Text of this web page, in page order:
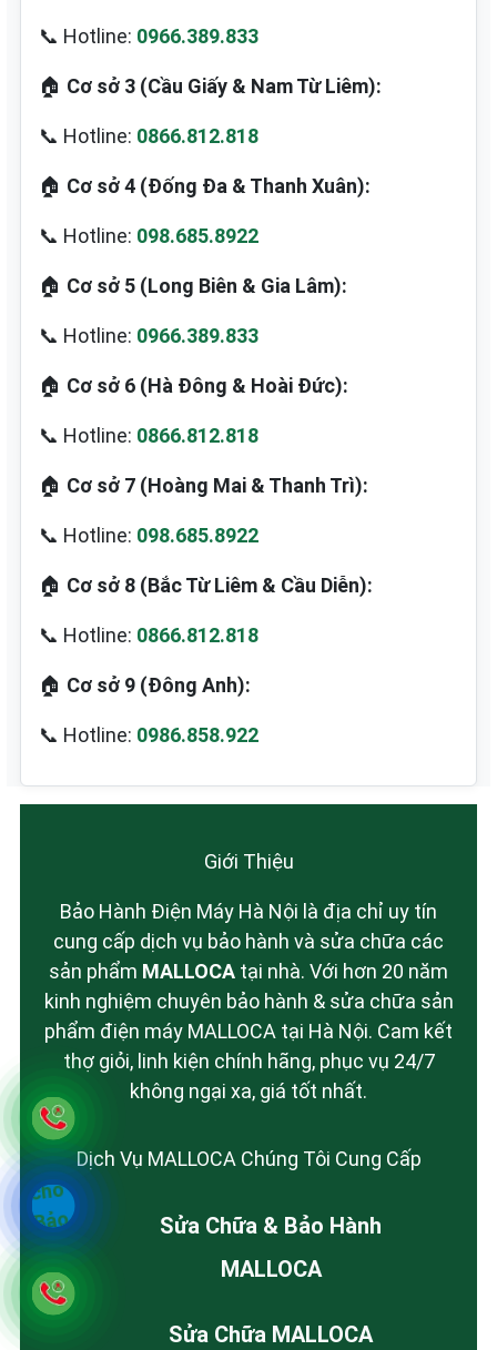
📞 Hotline: 0966.389.833
🏠 Cơ sở 3 (Cầu Giấy & Nam Từ Liêm):
📞 Hotline: 0866.812.818
🏠 Cơ sở 4 (Đống Đa & Thanh Xuân):
📞 Hotline: 098.685.8922
🏠 Cơ sở 5 (Long Biên & Gia Lâm):
📞 Hotline: 0966.389.833
🏠 Cơ sở 6 (Hà Đông & Hoài Đức):
📞 Hotline: 0866.812.818
🏠 Cơ sở 7 (Hoàng Mai & Thanh Trì):
📞 Hotline: 098.685.8922
🏠 Cơ sở 8 (Bắc Từ Liêm & Cầu Diễn):
📞 Hotline: 0866.812.818
🏠 Cơ sở 9 (Đông Anh):
📞 Hotline: 0986.858.922
Giới Thiệu
Bảo Hành Điện Máy Hà Nội là địa chỉ uy tín
cung cấp dịch vụ bảo hành và sửa chữa các
sản phẩm MALLOCA tại nhà. Với hơn 20 năm
kinh nghiệm chuyên bảo hành & sửa chữa sản
phẩm điện máy MALLOCA tại Hà Nội. Cam kết
thợ giỏi, linh kiện chính hãng, phục vụ 24/7
không ngại xa, giá tốt nhất.
Dịch Vụ MALLOCA Chúng Tôi Cung Cấp
Sửa Chữa & Bảo Hành
MALLOCA
Sửa Chữa MALLOCA